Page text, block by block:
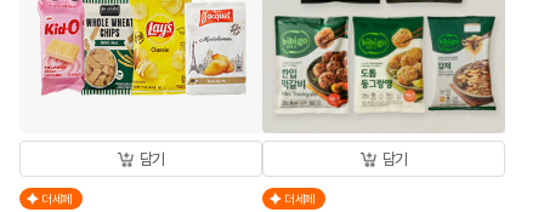
담기
더세페
담기
더세페